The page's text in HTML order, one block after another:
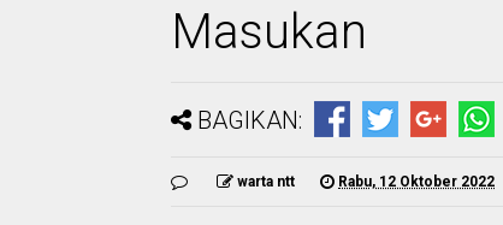
Masukan
BAGIKAN:
warta ntt Rabu, 12 Oktober 2022